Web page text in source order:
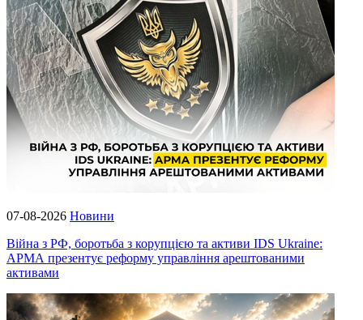
07-08-2026 Новини
Війна з РФ, боротьба з корупцією та активи IDS Ukraine:
АРМА презентує реформу управління арештованими
активами